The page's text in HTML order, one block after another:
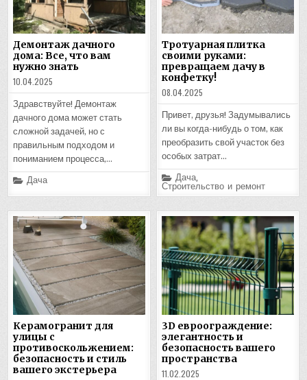
Демонтаж дачного
дома: Все, что вам
нужно знать
10.04.2025
Здравствуйте! Демонтаж
дачного дома может стать
сложной задачей, но с
правильным подходом и
пониманием процесса,…
Posted
in
Дача
Тротуарная плитка
своими руками:
превращаем дачу в
конфетку!
08.04.2025
Привет, друзья! Задумывались
ли вы когда-нибудь о том, как
преобразить свой участок без
особых затрат…
Posted
in
Дача,
Строительство и ремонт
Керамогранит для
улицы с
противоскольжением:
безопасность и стиль
вашего экстерьера
3D евроограждение:
элегантность и
безопасность вашего
пространства
11.02.2025